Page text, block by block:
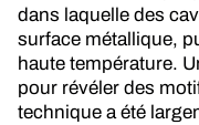
dans laquelle des
surface métallique,
haute température.
pour révéler des
technique a été